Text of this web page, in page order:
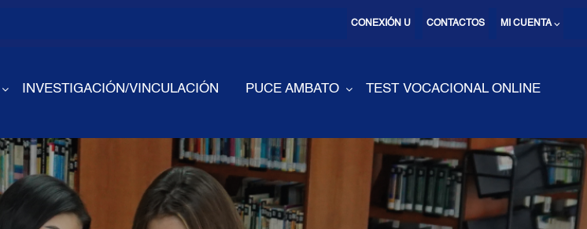
MI CUENTA ⌵
CONTACTOS
CONEXIÓN U
INVESTIGACIÓN/VINCULACIÓN PUCE AMBATO TEST VOCACIONAL ONLINE